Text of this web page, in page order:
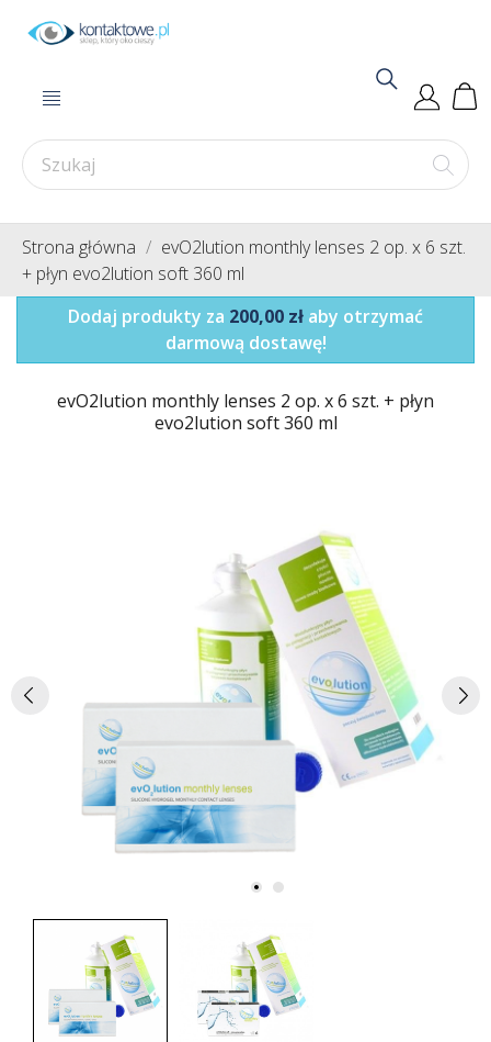
Strona główna
evO2lution monthly lenses 2 op. x 6 szt.
+ płyn evo2lution soft 360 ml
Dodaj produkty za 200,00 zł aby otrzymać
darmową dostawę!
evO2lution monthly lenses 2 op. x 6 szt. + płyn
evo2lution soft 360 ml